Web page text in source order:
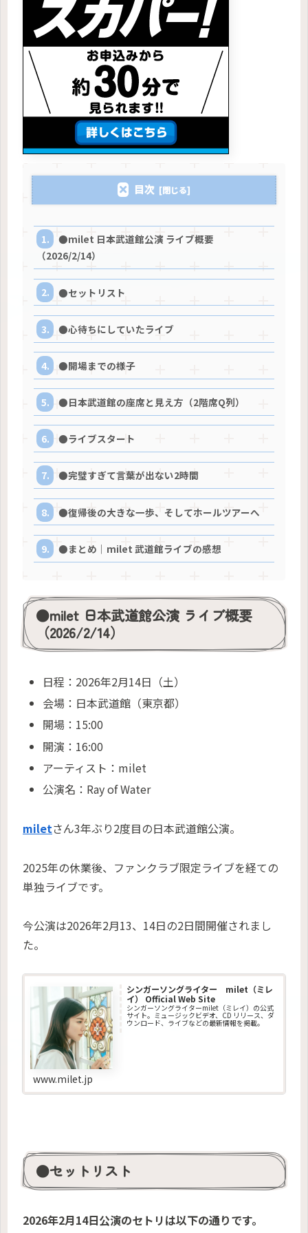
目次
●milet 日本武道館公演 ライブ概要
（2026/2/14）
●セットリスト
●心待ちにしていたライブ
●開場までの様子
●日本武道館の座席と見え方（2階席Q列）
●ライブスタート
●完璧すぎて言葉が出ない2時間
●復帰後の大きな一歩、そしてホールツアーへ
●まとめ｜milet 武道館ライブの感想
●milet 日本武道館公演 ライブ概要
（2026/2/14）
日程：2026年2月14日（土）
会場：日本武道館（東京都）
開場：15:00
開演：16:00
アーティスト：milet
公演名：Ray of Water
miletさん3年ぶり2度目の日本武道館公演。
2025年の休業後、ファンクラブ限定ライブを経ての
単独ライブです。
今公演は2026年2月13、14日の2日間開催されまし
た。
シンガーソングライター milet（ミレ
イ） Official Web Site
シンガーソングライターmilet（ミレイ）の公式
サイト。ミュージックビデオ、CD リリース、ダ
ウンロード、ライブなどの最新情報を掲載。
www.milet.jp
●セットリスト
2026年2月14日公演のセトリは以下の通りです。